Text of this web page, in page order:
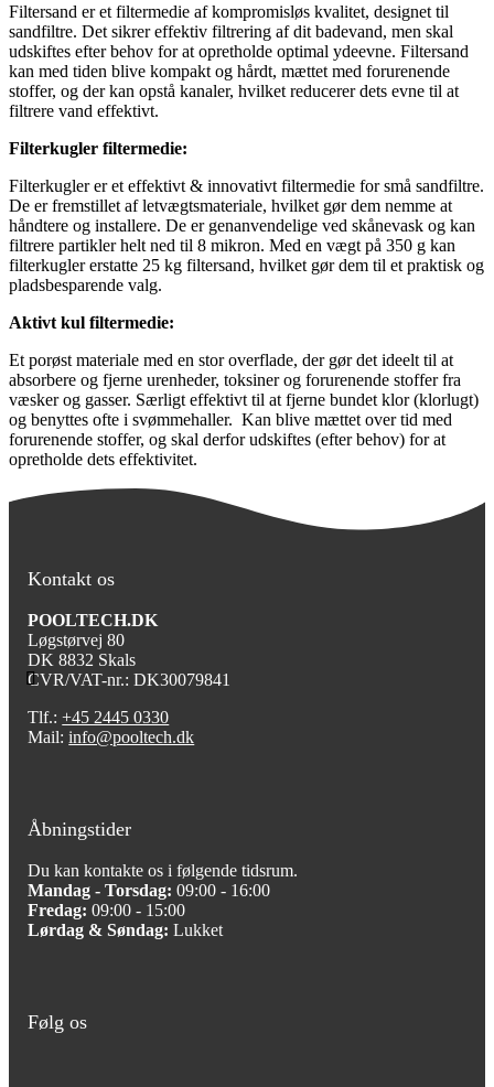
Filtersand er et filtermedie af kompromisløs kvalitet, designet til
sandfiltre. Det sikrer effektiv filtrering af dit badevand, men skal
udskiftes efter behov for at opretholde optimal ydeevne. Filtersand
kan med tiden blive kompakt og hårdt, mættet med forurenende
stoffer, og der kan opstå kanaler, hvilket reducerer dets evne til at
filtrere vand effektivt.
Filterkugler filtermedie:
Filterkugler er et effektivt & innovativt filtermedie for små sandfiltre.
De er fremstillet af letvægtsmateriale, hvilket gør dem nemme at
håndtere og installere. De er genanvendelige ved skånevask og kan
filtrere partikler helt ned til 8 mikron. Med en vægt på 350 g kan
filterkugler erstatte 25 kg filtersand, hvilket gør dem til et praktisk og
pladsbesparende valg.
Aktivt kul filtermedie:
Et porøst materiale med en stor overflade, der gør det ideelt til at
absorbere og fjerne urenheder, toksiner og forurenende stoffer fra
væsker og gasser. Særligt effektivt til at fjerne bundet klor (klorlugt)
og benyttes ofte i svømmehaller. Kan blive mættet over tid med
forurenende stoffer, og skal derfor udskiftes (efter behov) for at
opretholde dets effektivitet.
Kontakt os
POOLTECH.DK
Løgstørvej 80
DK 8832 Skals
CVR/VAT-nr.: DK30079841
Tlf.:+45 2445 0330
Mail:info@pooltech.dk
Åbningstider
Du kan kontakte os i følgende tidsrum.
Mandag - Torsdag: 09:00 - 16:00
Fredag: 09:00 - 15:00
Lørdag & Søndag: Lukket
Følg os